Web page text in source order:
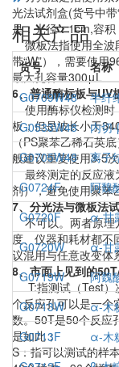
光法试剂盒(货号中
是：光径：1cm,容
微板法指使用全波
带“W”），需要使用
最大孔容量300μL
6、普通酶标板与UV
使用酶标仪检测时
板；但是波长小于
（PS聚苯乙稀石英
般建议重复使用3-5
最终测定的反应液
剂），避免使用聚苯
7、分光法与微板法
不可以。两者原理
度、仪器和耗材都不
议混用与任意改变体
8、市面上见到的
T:指测试（Test）
个反应孔可以是一个
数。50T是50个反应
是如此；
S：指可以测试的样
相关产品
货号 名称
G0709W48
半纤
G0533W48
内切
G0705W48
离子
G0724F
阿魏
G0720F
α-甘
G0720W
α-甘
G0719W
阿魏
G0713W
α-木
G0713F
α-木